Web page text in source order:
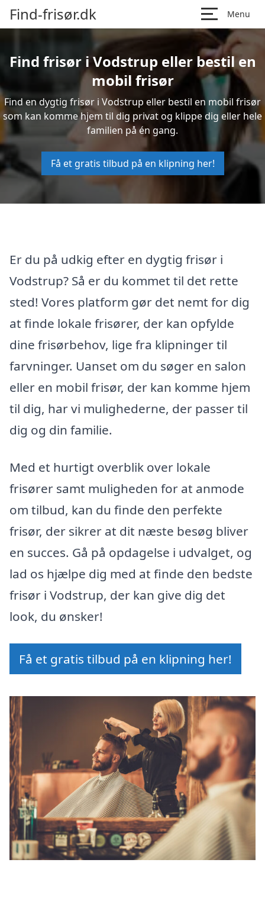
Find-frisør.dk Menu
Find frisør i Vodstrup eller bestil en
mobil frisør
Find en dygtig frisør i Vodstrup eller bestil en mobil frisør
som kan komme hjem til dig privat og klippe dig eller hele
familien på én gang.
Få et gratis tilbud på en klipning her!
Er du på udkig efter en dygtig frisør i
Vodstrup? Så er du kommet til det rette
sted! Vores platform gør det nemt for dig
at finde lokale frisører, der kan opfylde
dine frisørbehov, lige fra klipninger til
farvninger. Uanset om du søger en salon
eller en mobil frisør, der kan komme hjem
til dig, har vi mulighederne, der passer til
dig og din familie.
Med et hurtigt overblik over lokale
frisører samt muligheden for at anmode
om tilbud, kan du finde den perfekte
frisør, der sikrer at dit næste besøg bliver
en succes. Gå på opdagelse i udvalget, og
lad os hjælpe dig med at finde den bedste
frisør i Vodstrup, der kan give dig det
look, du ønsker!
Få et gratis tilbud på en klipning her!